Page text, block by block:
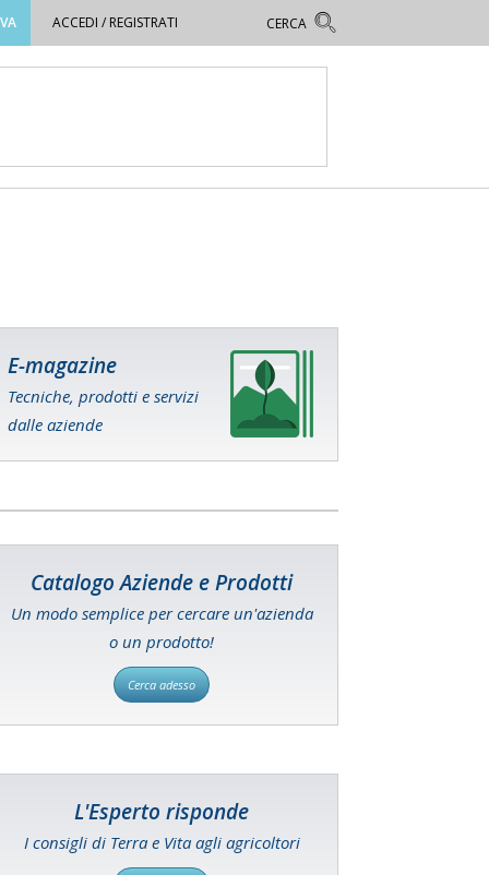
ACCEDI / REGISTRATI
E-magazine
Tecniche, prodotti e servizi
dalle aziende
Catalogo Aziende e Prodotti
Un modo semplice per cercare un'azienda
o un prodotto!
Cerca adesso
L'Esperto risponde
I consigli di Terra e Vita agli agricoltori